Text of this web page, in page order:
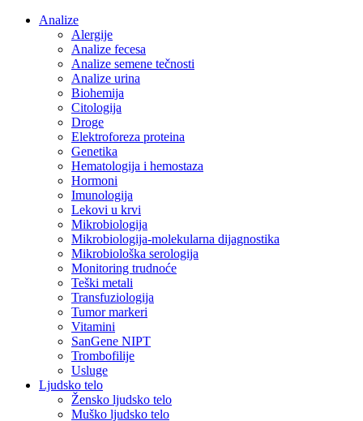
Analize
Alergije
Analize fecesa
Analize semene tečnosti
Analize urina
Biohemija
Citologija
Droge
Elektroforeza proteina
Genetika
Hematologija i hemostaza
Hormoni
Imunologija
Lekovi u krvi
Mikrobiologija
Mikrobiologija-molekularna dijagnostika
Mikrobiološka serologija
Monitoring trudnoće
Teški metali
Transfuziologija
Tumor markeri
Vitamini
SanGene NIPT
Trombofilije
Usluge
Ljudsko telo
Žensko ljudsko telo
Muško ljudsko telo